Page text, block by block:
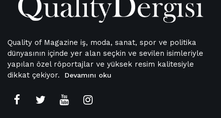
Quality of Magazine iş, moda, sanat, spor ve politika
dünyasının içinde yer alan seçkin ve sevilen isimleriyle
yapılan özel röportajlar ve yüksek resim kalitesiyle
dikkat çekiyor.
Devamını oku